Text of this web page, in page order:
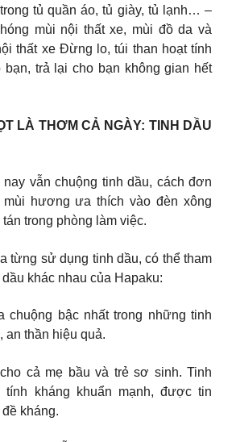
tủ quần áo, tủ giày, tủ lạnh… –
mùi nội thất xe, mùi đồ da và
thất xe Đừng lo, túi than hoạt tính
bạn, trả lại cho bạn không gian hết
LÀ THƠM CẢ NGÀY: TINH DẦU
vẫn chuộng tinh dầu, cách đơn
hương ưa thích vào đèn xông
trong phòng làm việc.
từng sử dụng tinh dầu, có thể tham
khác nhau của Hapaku:
bậc nhất trong những tinh
an thần hiệu quả.
cả mẹ bầu và trẻ sơ sinh. Tinh
tính kháng khuẩn mạnh, được tin
kháng.